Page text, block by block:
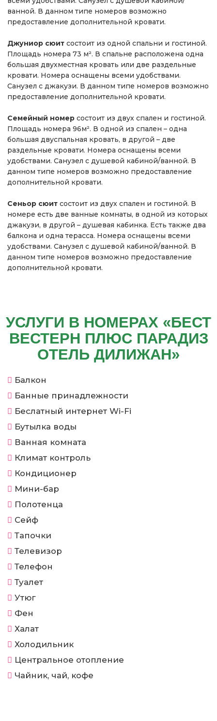
ванной. В данном типе номеров возможно
предоставление дополнительной кровати.
Джуниор сюит состоит из одной спальни и гостиной.
Площадь номера 73 м². В спальне расположена одна
большая двухместная кровать или две раздельные
кровати. Номера оснащены всеми удобствами.
Санузел с джакузи. В данном типе номеров возможно
предоставление дополнительной кровати.
Семейный номер состоит из двух спален и гостиной.
Площадь номера 96м². В одной из спален – одна
большая двуспальная кровать, в другой – две
раздельные кровати. Номера оснащены всеми
удобствами. Санузел с душевой кабиной/ванной. В
данном типе номеров возможно предоставление
дополнительной кровати.
Сеньор сюит состоит из двух спален и гостиной. В
номере есть две ванные комнаты, в одной из которых
джакузи, в другой – душевая кабинка. Есть также два
балкона и одна терасса. Номера оснащены всеми
удобствами. Санузел с душевой кабиной/ванной. В
данном типе номеров возможно предоставление
дополнительной кровати.
УСЛУГИ В НОМЕРАХ «БЕСТ
ВЕСТЕРН ПЛЮС ПАРАДИЗ
ОТЕЛЬ ДИЛИЖАН»
Балкон
Банные принадлежности
Беслатный интернет Wi-Fi
Бутылка воды
Ванная комната
Климат контроль
Кондиционер
Мини-бар
Полотенца
Сейф
Тапочки
Телевизор
Телефон
Туалет
Утюг
Фен
Халат
Холодильник
Центральное отопление
Чайник, чай, кофе